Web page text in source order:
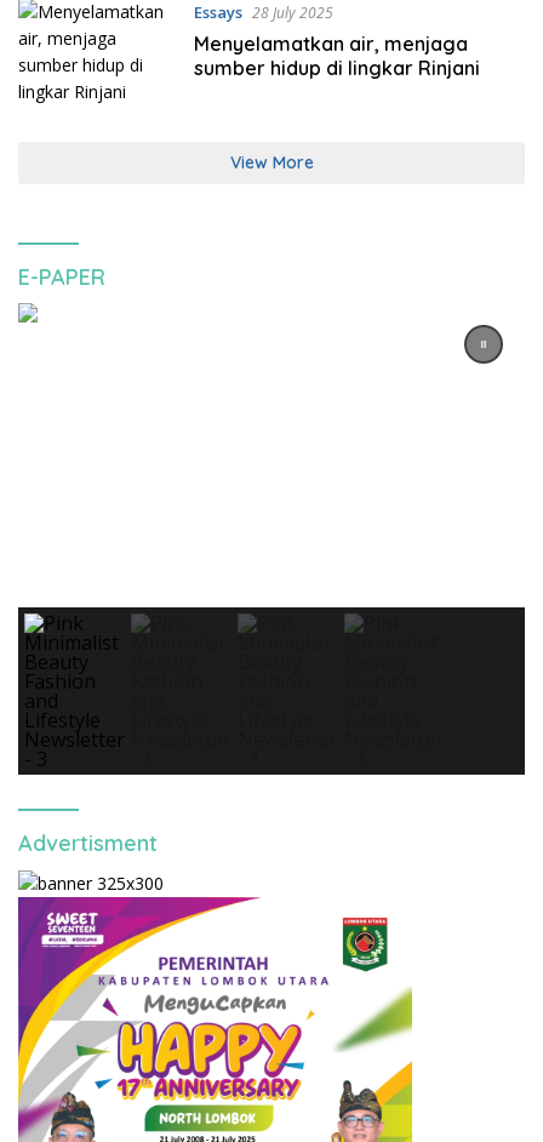
Essays 28 July 2025
Menyelamatkan air, menjaga
sumber hidup di lingkar Rinjani
View More
E-PAPER
Advertisment